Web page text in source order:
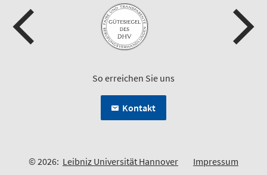
So erreichen Sie uns
Kontakt
© 2026: Leibniz Universität Hannover Impressum